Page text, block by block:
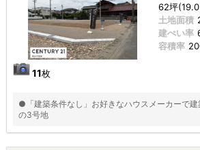
11枚
62坪
土地面積
建ぺい率
容積率
●「建築条件なし」お好きなハウスメーカーで
の3号地